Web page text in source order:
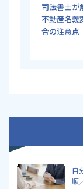
司法書士が
不動産名義
合の注意
自
順